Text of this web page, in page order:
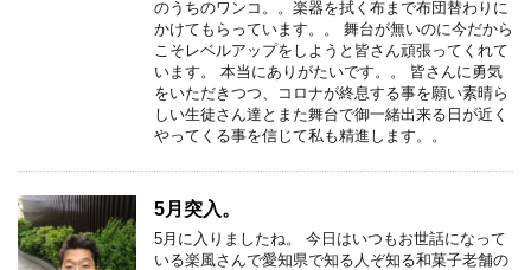
のうちのワンコ。。楽器を拭く布まで布団替わりに
かけてもらっています。。 舞台が無いのに今だから
こそレベルアップをしようと皆さん頑張ってくれて
います。 本当にありがたいです。。 皆さんに勇気
をいただきつつ、コロナが終息する事を願い素晴ら
しい生徒さん達とまた舞台で御一緒出来る日が近く
やってくる事を信じて私も精進します。。
5月突入。
5月に入りましたね。 今日はいつもお世話になって
いる楽風さんで愛知県で知る人ぞ知る和菓子老舗の